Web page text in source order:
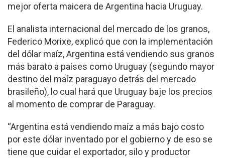
mejor oferta maicera de Argentina hacia Uruguay.
El analista internacional del mercado de los granos,
Federico Morixe, explicó que con la implementación
del dólar maíz, Argentina está vendiendo sus granos
más barato a países como Uruguay (segundo mayor
destino del maíz paraguayo detrás del mercado
brasileño), lo cual hará que Uruguay baje los precios
al momento de comprar de Paraguay.
“Argentina está vendiendo maíz a más bajo costo
por este dólar inventado por el gobierno y de eso se
tiene que cuidar el exportador, silo y productor